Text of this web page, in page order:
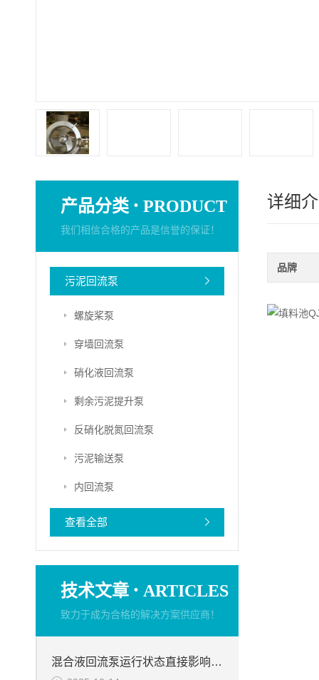
产品分类 · PRODUCT
我们相信合格的产品是信誉的保证！
污泥回流泵
螺旋桨泵
穿墙回流泵
硝化液回流泵
剩余污泥提升泵
反硝化脱氮回流泵
污泥输送泵
内回流泵
查看全部
技术文章 · ARTICLES
致力于成为合格的解决方案供应商！
混合液回流泵运行状态直接影响整个工艺流程的稳定性与效率
详细
品牌